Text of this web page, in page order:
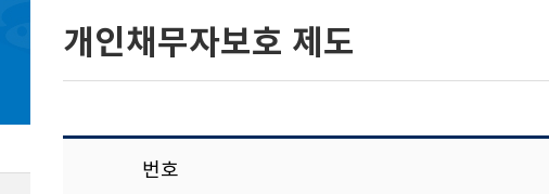
개인채무자보호 제도
번호